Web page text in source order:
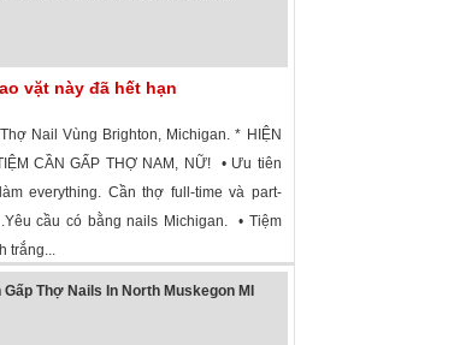
vặt này đã hết hạn
Nail Vùng Brighton, Michigan. * HIỆN
CẦN GẤP THỢ NAM, NỮ! • Ưu tiên
everything. Cần thợ full-time và part-
cầu có bằng nails Michigan. • Tiệm
trắng...
Gấp Thợ Nails In North Muskegon MI